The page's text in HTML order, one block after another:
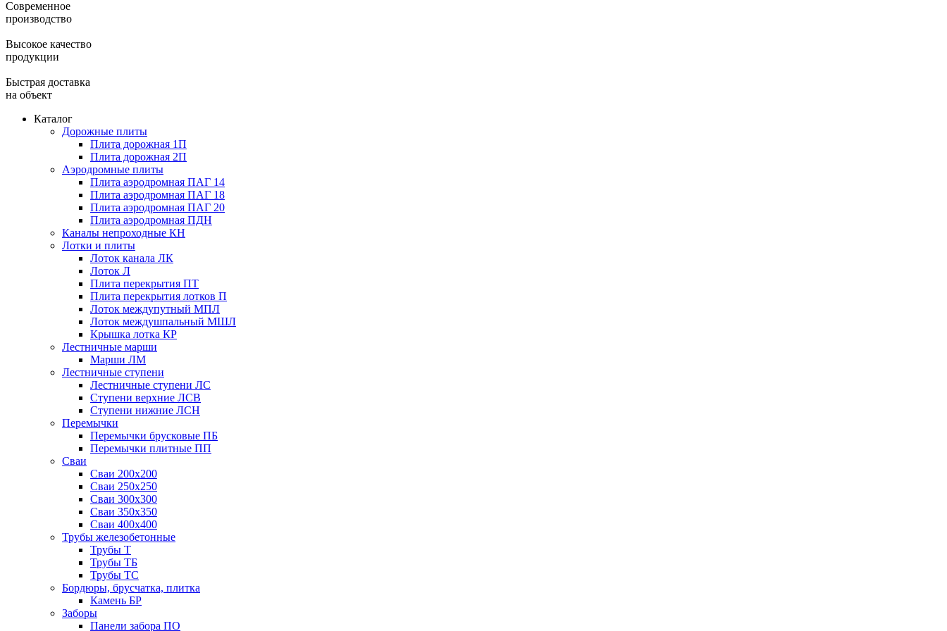
Современное
производство
Высокое качество
продукции
Быстрая доставка
на объект
Каталог
Дорожные плиты
Плита дорожная 1П
Плита дорожная 2П
Аэродромные плиты
Плита аэродромная ПАГ 14
Плита аэродромная ПАГ 18
Плита аэродромная ПАГ 20
Плита аэродромная ПДН
Каналы непроходные КН
Лотки и плиты
Лоток канала ЛК
Лоток Л
Плита перекрытия ПТ
Плита перекрытия лотков П
Лоток междупутный МПЛ
Лоток междушпальный МШЛ
Крышка лотка КР
Лестничные марши
Марши ЛМ
Лестничные ступени
Лестничные ступени ЛС
Ступени верхние ЛСВ
Ступени нижние ЛСН
Перемычки
Перемычки брусковые ПБ
Перемычки плитные ПП
Сваи
Сваи 200х200
Сваи 250х250
Сваи 300х300
Сваи 350х350
Сваи 400х400
Трубы железобетонные
Трубы Т
Трубы ТБ
Трубы ТС
Бордюры, брусчатка, плитка
Камень БР
Заборы
Панели забора ПО